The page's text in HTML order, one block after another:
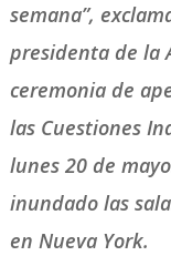
semana”,
presidenta de la
ceremonia de
las Cuestiones
lunes 20 de
inundado las
en Nueva York.